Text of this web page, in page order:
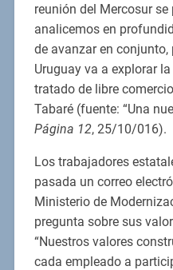
reunión del Mercosur
analicemos en
de avanzar en
Uruguay va a explorar
tratado de libre
Tabaré (fuente: “Una
Página 12, 25/10/016).
Los trabajadores
pasada un correo
Ministerio de
pregunta sobre sus
“Nuestros valores
cada empleado a